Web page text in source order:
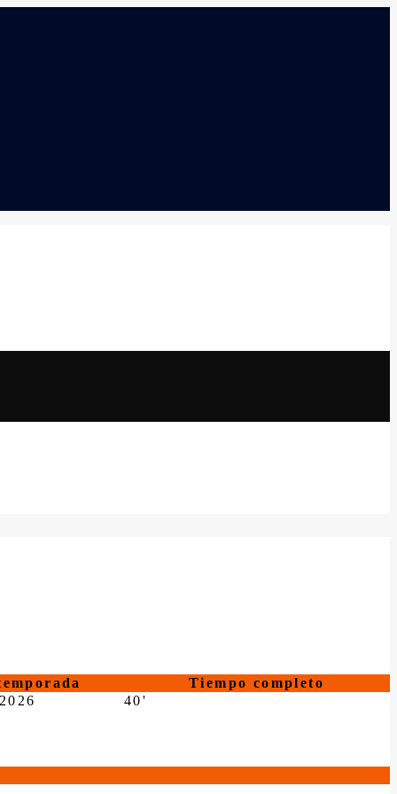
Tiempo completo
40'